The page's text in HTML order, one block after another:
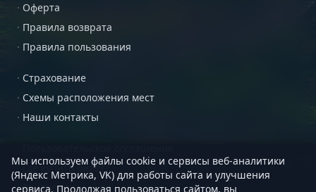
· Оферта
· Правила возврата
· Правила пользования
· Страхование
· Схемы расположения мест
· Наши контакты
·Где купить билет?
·Вакансии
Мы используем файлы cookie и сервисы веб-аналитики
(Яндекс Метрика, VK) для работы сайта и улучшения
сервиса. Продолжая пользоваться сайтом, вы